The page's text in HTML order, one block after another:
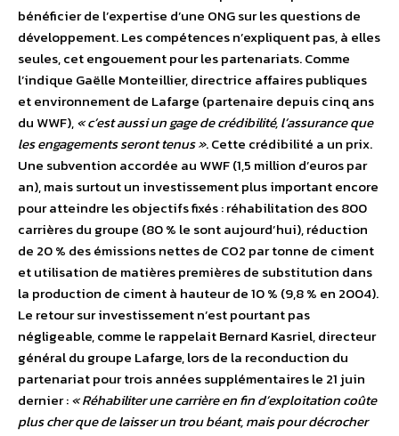
bénéficier de l’expertise d’une ONG sur les questions de
développement. Les compétences n’expliquent pas, à elles
seules, cet engouement pour les partenariats. Comme
l’indique Gaëlle Monteillier, directrice affaires publiques
et environnement de Lafarge (partenaire depuis cinq ans
du WWF),« c’est aussi un gage de crédibilité, l’assurance que
les engagements seront tenus ». Cette crédibilité a un prix.
Une subvention accordée au WWF (1,5 million d’euros par
an), mais surtout un investissement plus important encore
pour atteindre les objectifs fixés : réhabilitation des 800
carrières du groupe (80 % le sont aujourd’hui), réduction
de 20 % des émissions nettes de CO2 par tonne de ciment
et utilisation de matières premières de substitution dans
la production de ciment à hauteur de 10 % (9,8 % en 2004).
Le retour sur investissement n’est pourtant pas
négligeable, comme le rappelait Bernard Kasriel, directeur
général du groupe Lafarge, lors de la reconduction du
partenariat pour trois années supplémentaires le 21 juin
dernier :« Réhabiliter une carrière en fin d’exploitation coûte
plus cher que de laisser un trou béant, mais pour décrocher